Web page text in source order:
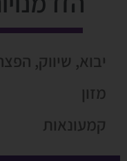
יבוא, שיווק,
מזון
קמעונאות